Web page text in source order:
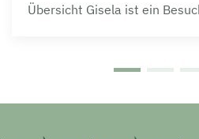
Übersicht Gisela ist ein